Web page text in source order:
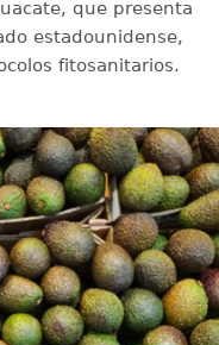
que presenta
estadounidense,
fitosanitarios.